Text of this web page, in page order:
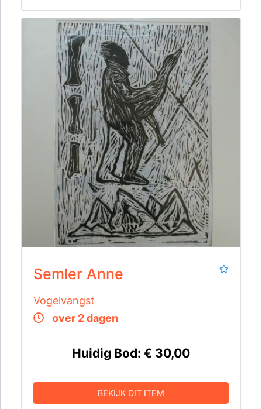
Semler Anne
Vogelvangst
over 2 dagen
Huidig Bod: € 30,00
BEKIJK DIT ITEM